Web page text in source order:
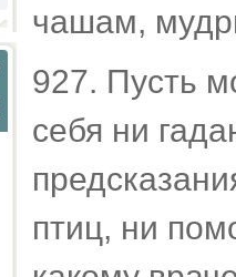
чашам,
927. Пусть
себя ни
птиц, ни